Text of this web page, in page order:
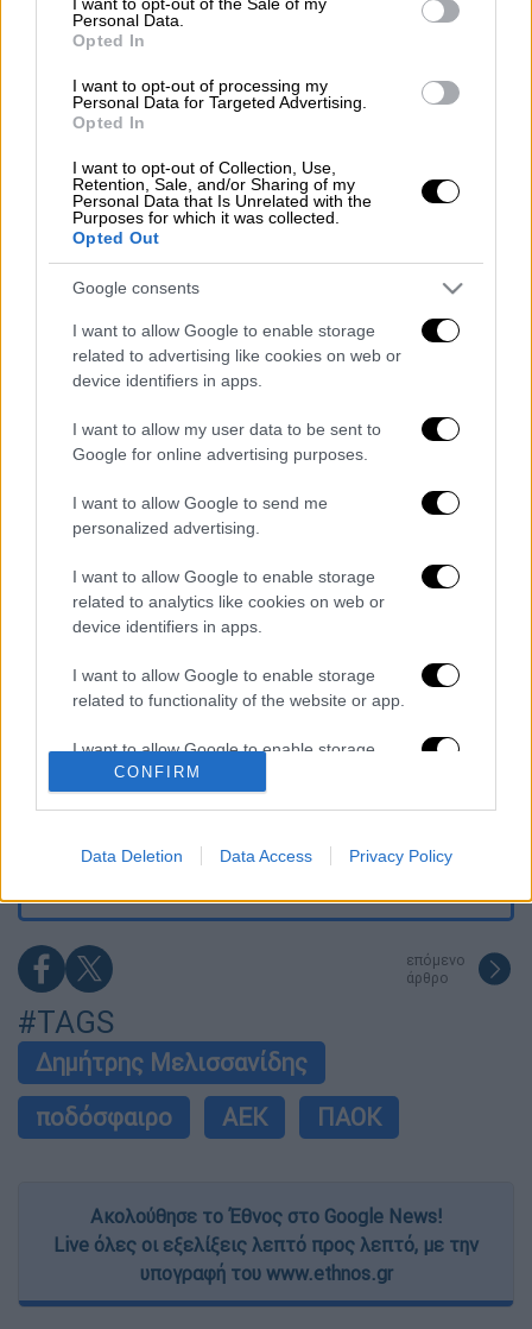
Personal Data.
Opted In
I want to opt-out of processing my
Personal Data for Targeted Advertising.
Opted In
I want to opt-out of Collection, Use,
Retention, Sale, and/or Sharing of my
Personal Data that Is Unrelated with the
Purposes for which it was collected.
Opted Out
Google consents
I want to allow Google to enable storage
related to advertising like cookies on web or
device identifiers in apps.
I want to allow my user data to be sent to
Google for online advertising purposes.
I want to allow Google to send me
personalized advertising.
I want to allow Google to enable storage
related to analytics like cookies on web or
device identifiers in apps.
I want to allow Google to enable storage
related to functionality of the website or app.
I want to allow Google to enable storage
related to personalization.
related to security, including authentication
user protection.
CONFIRM
Data Deletion Data Access Privacy Policy
βρίσκονται σε εγρήγορση. Αυτό ήταν και το
Μελισσανίδη στα Σπάτα, κατά την τελευταία
προπόνηση.
Ο διοικητικός ηγέτης της ΑΕΚ δεν μίλησε
προς τους παίκτες και τον Χιμένεθ, αλλά
μέσω της παρουσίας του – που δεν
συνηθίζεται – θέλησε να καταστήσει σαφή
τη σημασία της αναμέτρησης. Για την ΑΕΚ
διακυβεύονται πολλά στον τελικό και είναι
ξεκάθαρο πως υπάρχει αποφασιστικότητα,
ώστε να μην…τριτώσει το κακό με τον
ΠΑΟΚ.
Θρήνος για τον Λιονέλ Μέσι: Πέθανε στα 68
του χρόνια ο πατέρας του, Χόρχε
Φωτιά στην Αττικοβοιωτία: Πώς στήθηκε η
μεγάλη επιχείρηση διάσωσης - 254 πολίτες
γνωστή μαρμελάδα - Κίνδυνος θραύσης στη
συσκευασία
Τραγωδία στην Πάρο: Νεκρό 4χρονο παιδί
ιδιοκτήτης και γονείς
επόμενο
άρθρο
#TAGS
Δημήτρης Μελισσανίδης
ποδόσφαιρο
ΑΕΚ ΠΑΟΚ
Ακολούθησε το Έθνος στο Google News!
Live όλες οι εξελίξεις λεπτό προς λεπτό, με την
υπογραφή του www.ethnos.gr